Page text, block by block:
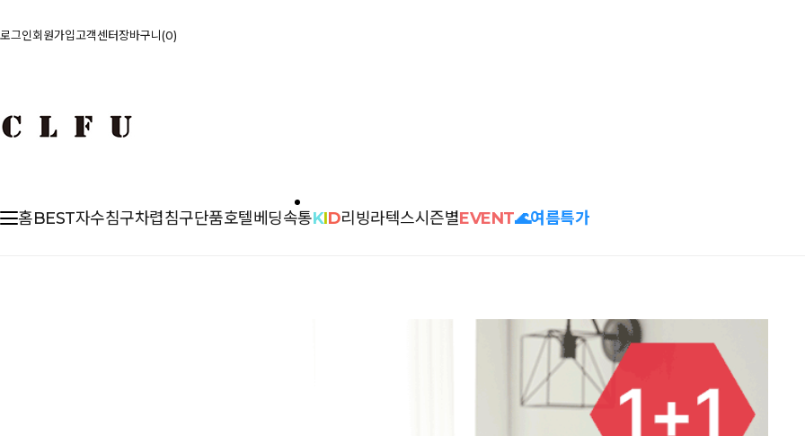
로그인회원가입고객센터장바구니 0
홈BEST자수침구차렵침구단품호텔베딩속통KID리빙라텍스시즌별EVENT🌊여름특가